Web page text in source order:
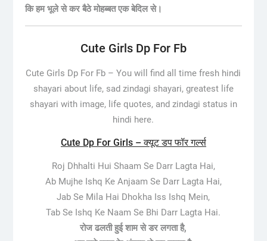
कि हम भूले से कर बैठे मोहब्बत एक बेदिल से।
Cute Girls Dp For Fb
Cute Girls Dp For Fb –You will find all time fresh hindi
shayari about life, sad zindagi shayari, greatest life
shayari with image, life quotes, and zindagi status in
hindi here.
Cute Dp For Girls – क्यूट डप फॉर गर्ल्स
Roj Dhhalti Hui Shaam Se Darr Lagta Hai,
Ab Mujhe Ishq Ke Anjaam Se Darr Lagta Hai,
Jab Se Mila Hai Dhokha Iss Ishq Mein,
Tab Se Ishq Ke Naam Se Bhi Darr Lagta Hai.
रोज ढलती हुई शाम से डर लगता है,